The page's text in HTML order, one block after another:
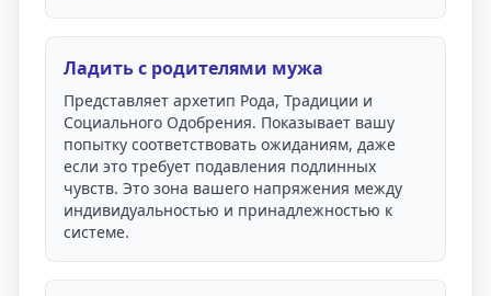
Ладить с родителями мужа
Представляет архетип Рода, Традиции и
Социального Одобрения. Показывает вашу
попытку соответствовать ожиданиям, даже
если это требует подавления подлинных
чувств. Это зона вашего напряжения между
индивидуальностью и принадлежностью к
системе.